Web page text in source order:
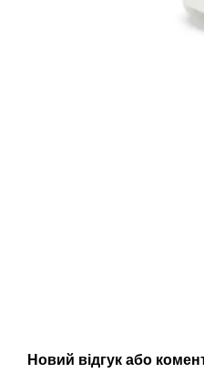
Новий відгук або